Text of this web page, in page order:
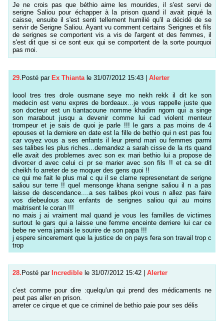
Je ne crois pas que béthio aime les mourides, il s'est servi de
serigne Saliou pour échapper à la prison quand il avait piqué la
caisse, ensuite il s'est senti tellement humilié qu'il a décidé de se
servir de Serigne Saliou. Ayant vu comment certains Serignes et fils
de serignes se comportent vis a vis de l'argent et des femmes, il
s'est dit que si ce sont eux qui se comportent de la sorte pourquoi
pas moi.
29.Posté par Ex Thianta le 31/07/2012 15:43 | Alerter
loool tres tres drole ousmane seye mo nekh rekk il dit ke son
medecin est venu expres de bordeaux...je vous rappelle juste que
son docteur est un tiantacoune nomme khadim ngom qui a singe
son marabout jusqu a devenir comme lui cad violent menteur
trompeur et je sais de quoi je parle !!! le gars a pas moins de 4
epouses et la derniere en date est la fille de bethio qui n est pas fou
car voyez vous a ses enfants il leur prend mari ou femmes parmi
ses talibes les plus riches...demandez a sarah cisse de la rts quand
elle avait des problemes avec son ex mari bethio lui a propose de
divorcer d avec celui ci pr se marier avec son fils !! et ca se dit
cheikh fo arreter de se moquer des gens quoi !!
ce qui me fait le plus mal c qu il se clame represenetant de serigne
saliou sur terre !! quel mensonge khana serigne saliou il n a pas
laisse de descendance....a ses talibes pkoi vous n allez pas faire
vos diebeulous aux enfants de serignes saliou qui au moins
maitrisent le coran !!!
no mais j ai vraiment mal quand je vous les familles de victimes
surtout le gars qui a laisse une femme enceinte derriere lui car ce
bebe ne verra jamais le sourire de son papa !!!
j espere sincerement que la justice de on pays fera son travail trop c
trop
28. Posté par Incredible le 31/07/2012 15:42 Alerter
c'est comme pour dire :quelqu'un qui prend des médicaments ne
peut pas aller en prison.
arreter ce cirque et que ce criminel de bethio paie pour ses délis